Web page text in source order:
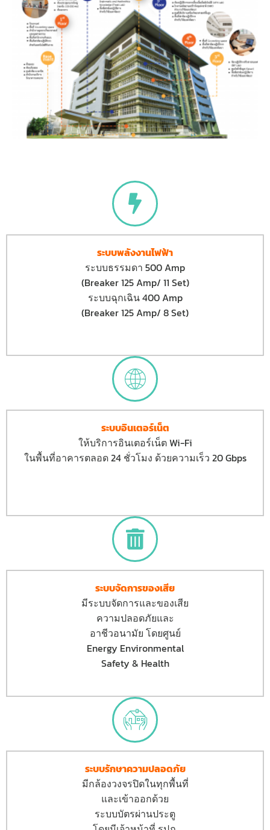
ระบบพลังงานไฟฟ้า
ระบบธรรมดา 500 Amp
(Breaker 125 Amp/ 11 Set)
ระบบฉุกเฉิน 400 Amp
(Breaker 125 Amp/ 8 Set)
ระบบอินเตอร์เน็ต
ให้บริการอินเตอร์เน็ต Wi-Fi
ในพื้นที่อาคารตลอด 24 ชั่วโมง ด้วยความเร็ว 20 Gbps
ระบบจัดการของเสีย
มีระบบจัดการและของเสีย
ความปลอดภัยและ
อาชีวอนามัย โดยศูนย์
Energy Environmental
Safety & Health
ระบบรักษาความปลอดภัย
มีกล้องวงจรปิดในทุกพื้นที่
และเข้าออกด้วย
ระบบบัตรผ่านประตู